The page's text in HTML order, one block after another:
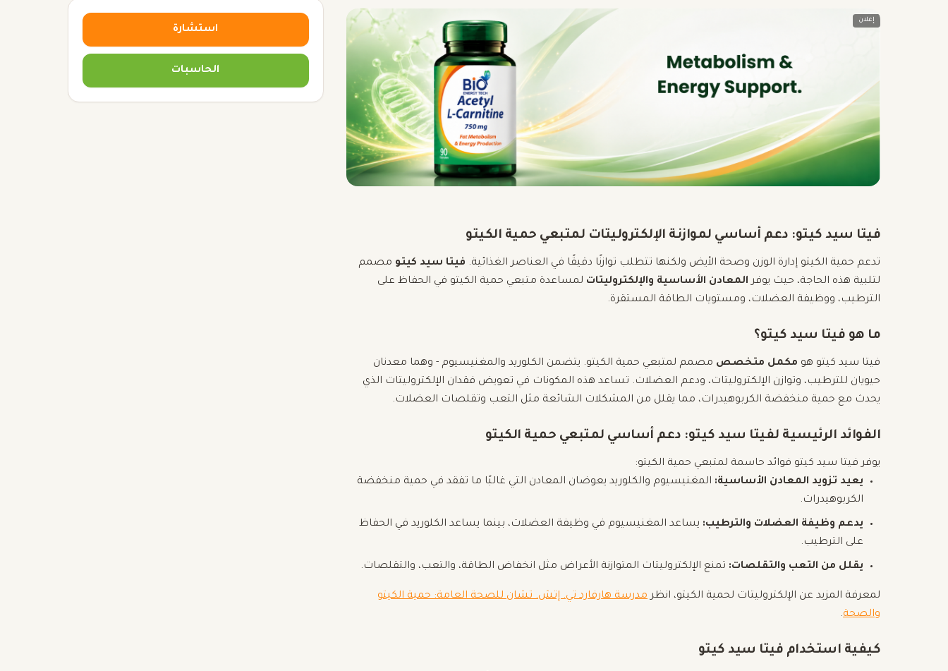
إعلان
فيتا سيد كيتو: دعم أساسي لموازنة الإلكتروليتات لمتبعي حمية الكيتو
تدعم حمية الكيتو إدارة الوزن وصحة الأيض ولكنها تتطلب توازنًا دقيقًا في العناصر الغذائية. فيتا سيد كيتو مصمم
لتلبية هذه الحاجة، حيث يوفر المعادن الأساسية والإلكتروليتات لمساعدة متبعي حمية الكيتو في الحفاظ على
الترطيب، ووظيفة العضلات، ومستويات الطاقة المستقرة.
ما هو فيتا سيد كيتو؟
فيتا سيد كيتو هو مكمل متخصص مصمم لمتبعي حمية الكيتو. يتضمن الكلوريد والمغنيسيوم - وهما معدنان
حيويان للترطيب، وتوازن الإلكتروليتات، ودعم العضلات. تساعد هذه المكونات في تعويض فقدان الإلكتروليتات الذي
يحدث مع حمية منخفضة الكربوهيدرات، مما يقلل من المشكلات الشائعة مثل التعب وتقلصات العضلات.
الفوائد الرئيسية لفيتا سيد كيتو: دعم أساسي لمتبعي حمية الكيتو
يوفر فيتا سيد كيتو فوائد حاسمة لمتبعي حمية الكيتو:
يعيد تزويد المعادن الأساسية: المغنيسيوم والكلوريد يعوضان المعادن التي غالبًا ما تفقد في حمية منخفضة
الكربوهيدرات.
يدعم وظيفة العضلات والترطيب: يساعد المغنيسيوم في وظيفة العضلات، بينما يساعد الكلوريد في الحفاظ
على الترطيب.
يقلل من التعب والتقلصات: تمنع الإلكتروليتات المتوازنة الأعراض مثل انخفاض الطاقة، والتعب، والتقلصات.
لمعرفة المزيد عن الإلكتروليتات لحمية الكيتو، انظرمدرسة هارفارد تي. إتش. تشان للصحة العامة: حمية الكيتو
والصحة.
كيفية استخدام فيتا سيد كيتو
استشارة
الحاسبات